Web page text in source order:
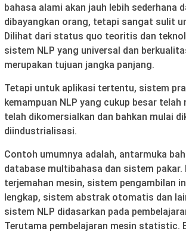
bahasa alami akan jauh lebih sederhana
dibayangkan orang, tetapi sangat sulit
Dilihat dari status quo teoritis dan
sistem NLP yang universal dan
merupakan tujuan jangka panjang.
Tetapi untuk aplikasi tertentu, sistem
kemampuan NLP yang cukup besar telah
telah dikomersialkan dan bahkan mulai
diindustrialisasi.
Contoh umumnya adalah, antarmuka
database multibahasa dan sistem pakar.
terjemahan mesin, sistem pengambilan
lengkap, sistem abstrak otomatis dan
sistem NLP didasarkan pada
Terutama pembelajaran mesin statistic.